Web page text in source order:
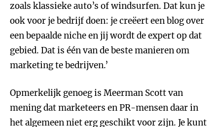
zoals klassieke auto’s of windsurfen. Dat kun je
ook voor je bedrijf doen: je creëert een blog over
een bepaalde niche en jij wordt de expert op dat
gebied. Dat is één van de beste manieren om
marketing te bedrijven.’
Opmerkelijk genoeg is Meerman Scott van
mening dat marketeers en PR-mensen daar in
het algemeen niet erg geschikt voor zijn. Je kunt